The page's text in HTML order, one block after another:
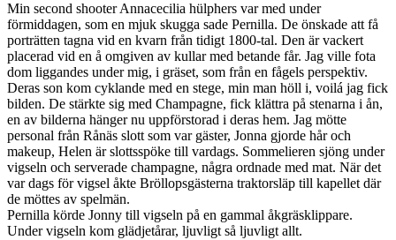
Min second shooter Annacecilia hülphers var med under
förmiddagen, som en mjuk skugga sade Pernilla. De önskade att få
porträtten tagna vid en kvarn från tidigt 1800-tal. Den är vackert
placerad vid en å omgiven av kullar med betande får. Jag ville fota
dom liggandes under mig, i gräset, som från en fågels perspektiv.
Deras son kom cyklande med en stege, min man höll i, voilá jag fick
bilden. De stärkte sig med Champagne, fick klättra på stenarna i ån,
en av bilderna hänger nu uppförstorad i deras hem. Jag mötte
personal från Rånäs slott som var gäster, Jonna gjorde hår och
makeup, Helen är slottsspöke till vardags. Sommelieren sjöng under
vigseln och serverade champagne, några ordnade med mat. När det
var dags för vigsel åkte Bröllopsgästerna traktorsläp till kapellet där
de möttes av spelmän.
Pernilla körde Jonny till vigseln på en gammal åkgräsklippare.
Under vigseln kom glädjetårar, ljuvligt så ljuvligt allt.